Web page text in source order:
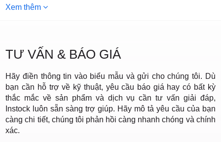
Xem thêm
TƯ VẤN & BÁO GIÁ
Hãy điền thông tin vào biểu mẫu và gửi cho chúng tôi. Dù
bạn cần hỗ trợ về kỹ thuật, yêu cầu báo giá hay có bất kỳ
thắc mắc về sản phẩm và dịch vụ cần tư vấn giải đáp,
Instock luôn sẵn sàng trợ giúp. Hãy mô tả yêu cầu của bạn
càng chi tiết, chúng tôi phản hồi càng nhanh chóng và chính
xác.